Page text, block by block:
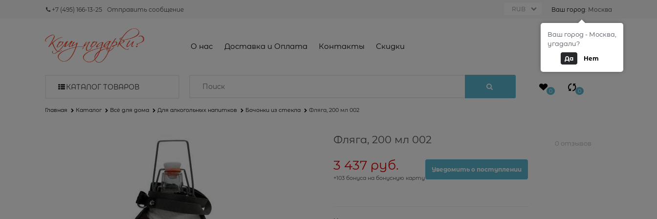
+7 (495) 166-13-25 Отправить сообщение Ваш город: Москва
О нас Доставка и Оплата Контакты Скидки
0
КАТАЛОГ ТОВАРОВ 0 0
Главная Каталог Всё для дома Для алкогольных напитков Бочонки из стекла Фляга, 200 мл 002
Фляга, 200 мл 002
3 437 руб.
+103 бонуса на бонусную карту
Уведомить о поступлении
0 отзывов
Ваш город - Москва,
угадали?
Да Нет